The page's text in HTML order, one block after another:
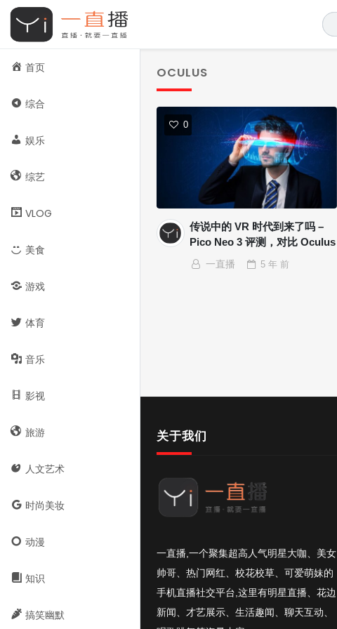
首页
综合
娱乐
综艺
VLOG
美食
游戏
体育
音乐
影视
旅游
人文艺术
时尚美妆
动漫
知识
搞笑幽默
OCULUS
0
传说中的 VR 时代到来了吗 –
Pico Neo 3 评测，对比 Oculus
一直播 5 年 前
关于我们
一直播,一个聚集超高人气明星大咖、美女
帅哥、热门网红、校花校草、可爱萌妹的
手机直播社交平台,这里有明星直播、花边
新闻、才艺展示、生活趣闻、聊天互动、